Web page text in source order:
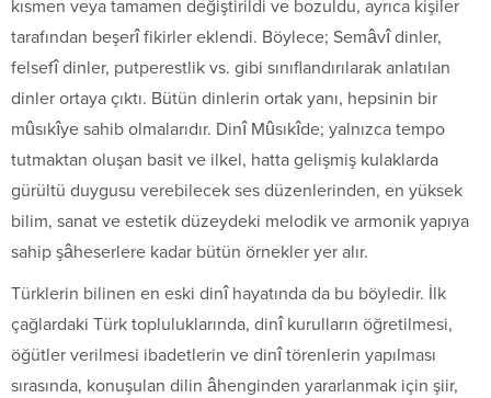
kısmen veya tamamen değiştirildi ve bozuldu, ayrıca kişiler
tarafından beşerî fikirler eklendi. Böylece; Semâvî dinler,
felsefî dinler, putperestlik vs. gibi sınıflandırılarak anlatılan
dinler ortaya çıktı. Bütün dinlerin ortak yanı, hepsinin bir
mûsıkîye sahib olmalarıdır. Dinî Mûsıkîde; yalnızca tempo
tutmaktan oluşan basit ve ilkel, hatta gelişmiş kulaklarda
gürültü duygusu verebilecek ses düzenlerinden, en yüksek
bilim, sanat ve estetik düzeydeki melodik ve armonik yapıya
sahip şâheserlere kadar bütün örnekler yer alır.
Türklerin bilinen en eski dinî hayatında da bu böyledir. İlk
çağlardaki Türk topluluklarında, dinî kurulların öğretilmesi,
öğütler verilmesi ibadetlerin ve dinî törenlerin yapılması
sırasında, konuşulan dilin âhenginden yararlanmak için şiir,